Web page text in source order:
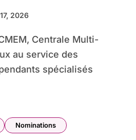
la
2026
au service des
spécialisés
Nominations